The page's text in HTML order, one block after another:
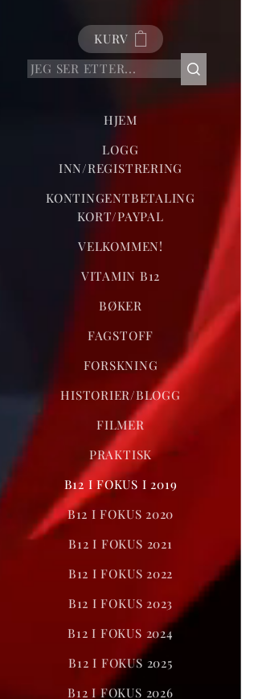
KURV
HJEM
LOGG
INN/REGISTRERING
KONTINGENTBETALING
KORT/PAYPAL
VELKOMMEN!
VITAMIN B12
BØKER
FAGSTOFF
FORSKNING
HISTORIER/BLOGG
FILMER
PRAKTISK
B12 I FOKUS I 2019
B12 I FOKUS 2020
B12 I FOKUS 2021
B12 I FOKUS 2022
B12 I FOKUS 2023
B12 I FOKUS 2024
B12 I FOKUS 2025
B12 I FOKUS 2026